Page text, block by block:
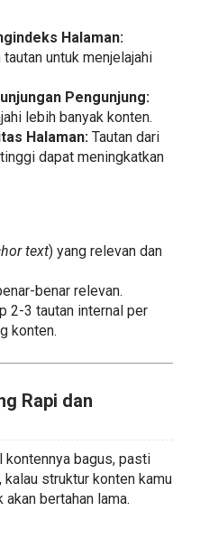
Halaman:
untuk menjelajahi
Pengunjung:
lebih banyak konten.
Halaman: Tautan dari
tinggi dapat meningkatkan
text) yang relevan dan
benar relevan.
2-3 tautan internal per
konten.
Rapi dan
kontennya bagus, pasti
kalau struktur konten kamu
bertahan lama.